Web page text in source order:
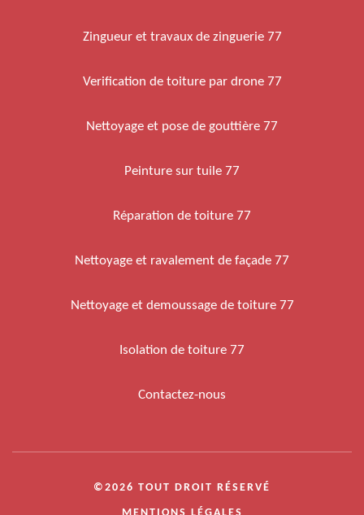
Zingueur et travaux de zinguerie 77
Verification de toiture par drone 77
Nettoyage et pose de gouttière 77
Peinture sur tuile 77
Réparation de toiture 77
Nettoyage et ravalement de façade 77
Nettoyage et demoussage de toiture 77
Isolation de toiture 77
Contactez-nous
©2026 TOUT DROIT RÉSERVÉ